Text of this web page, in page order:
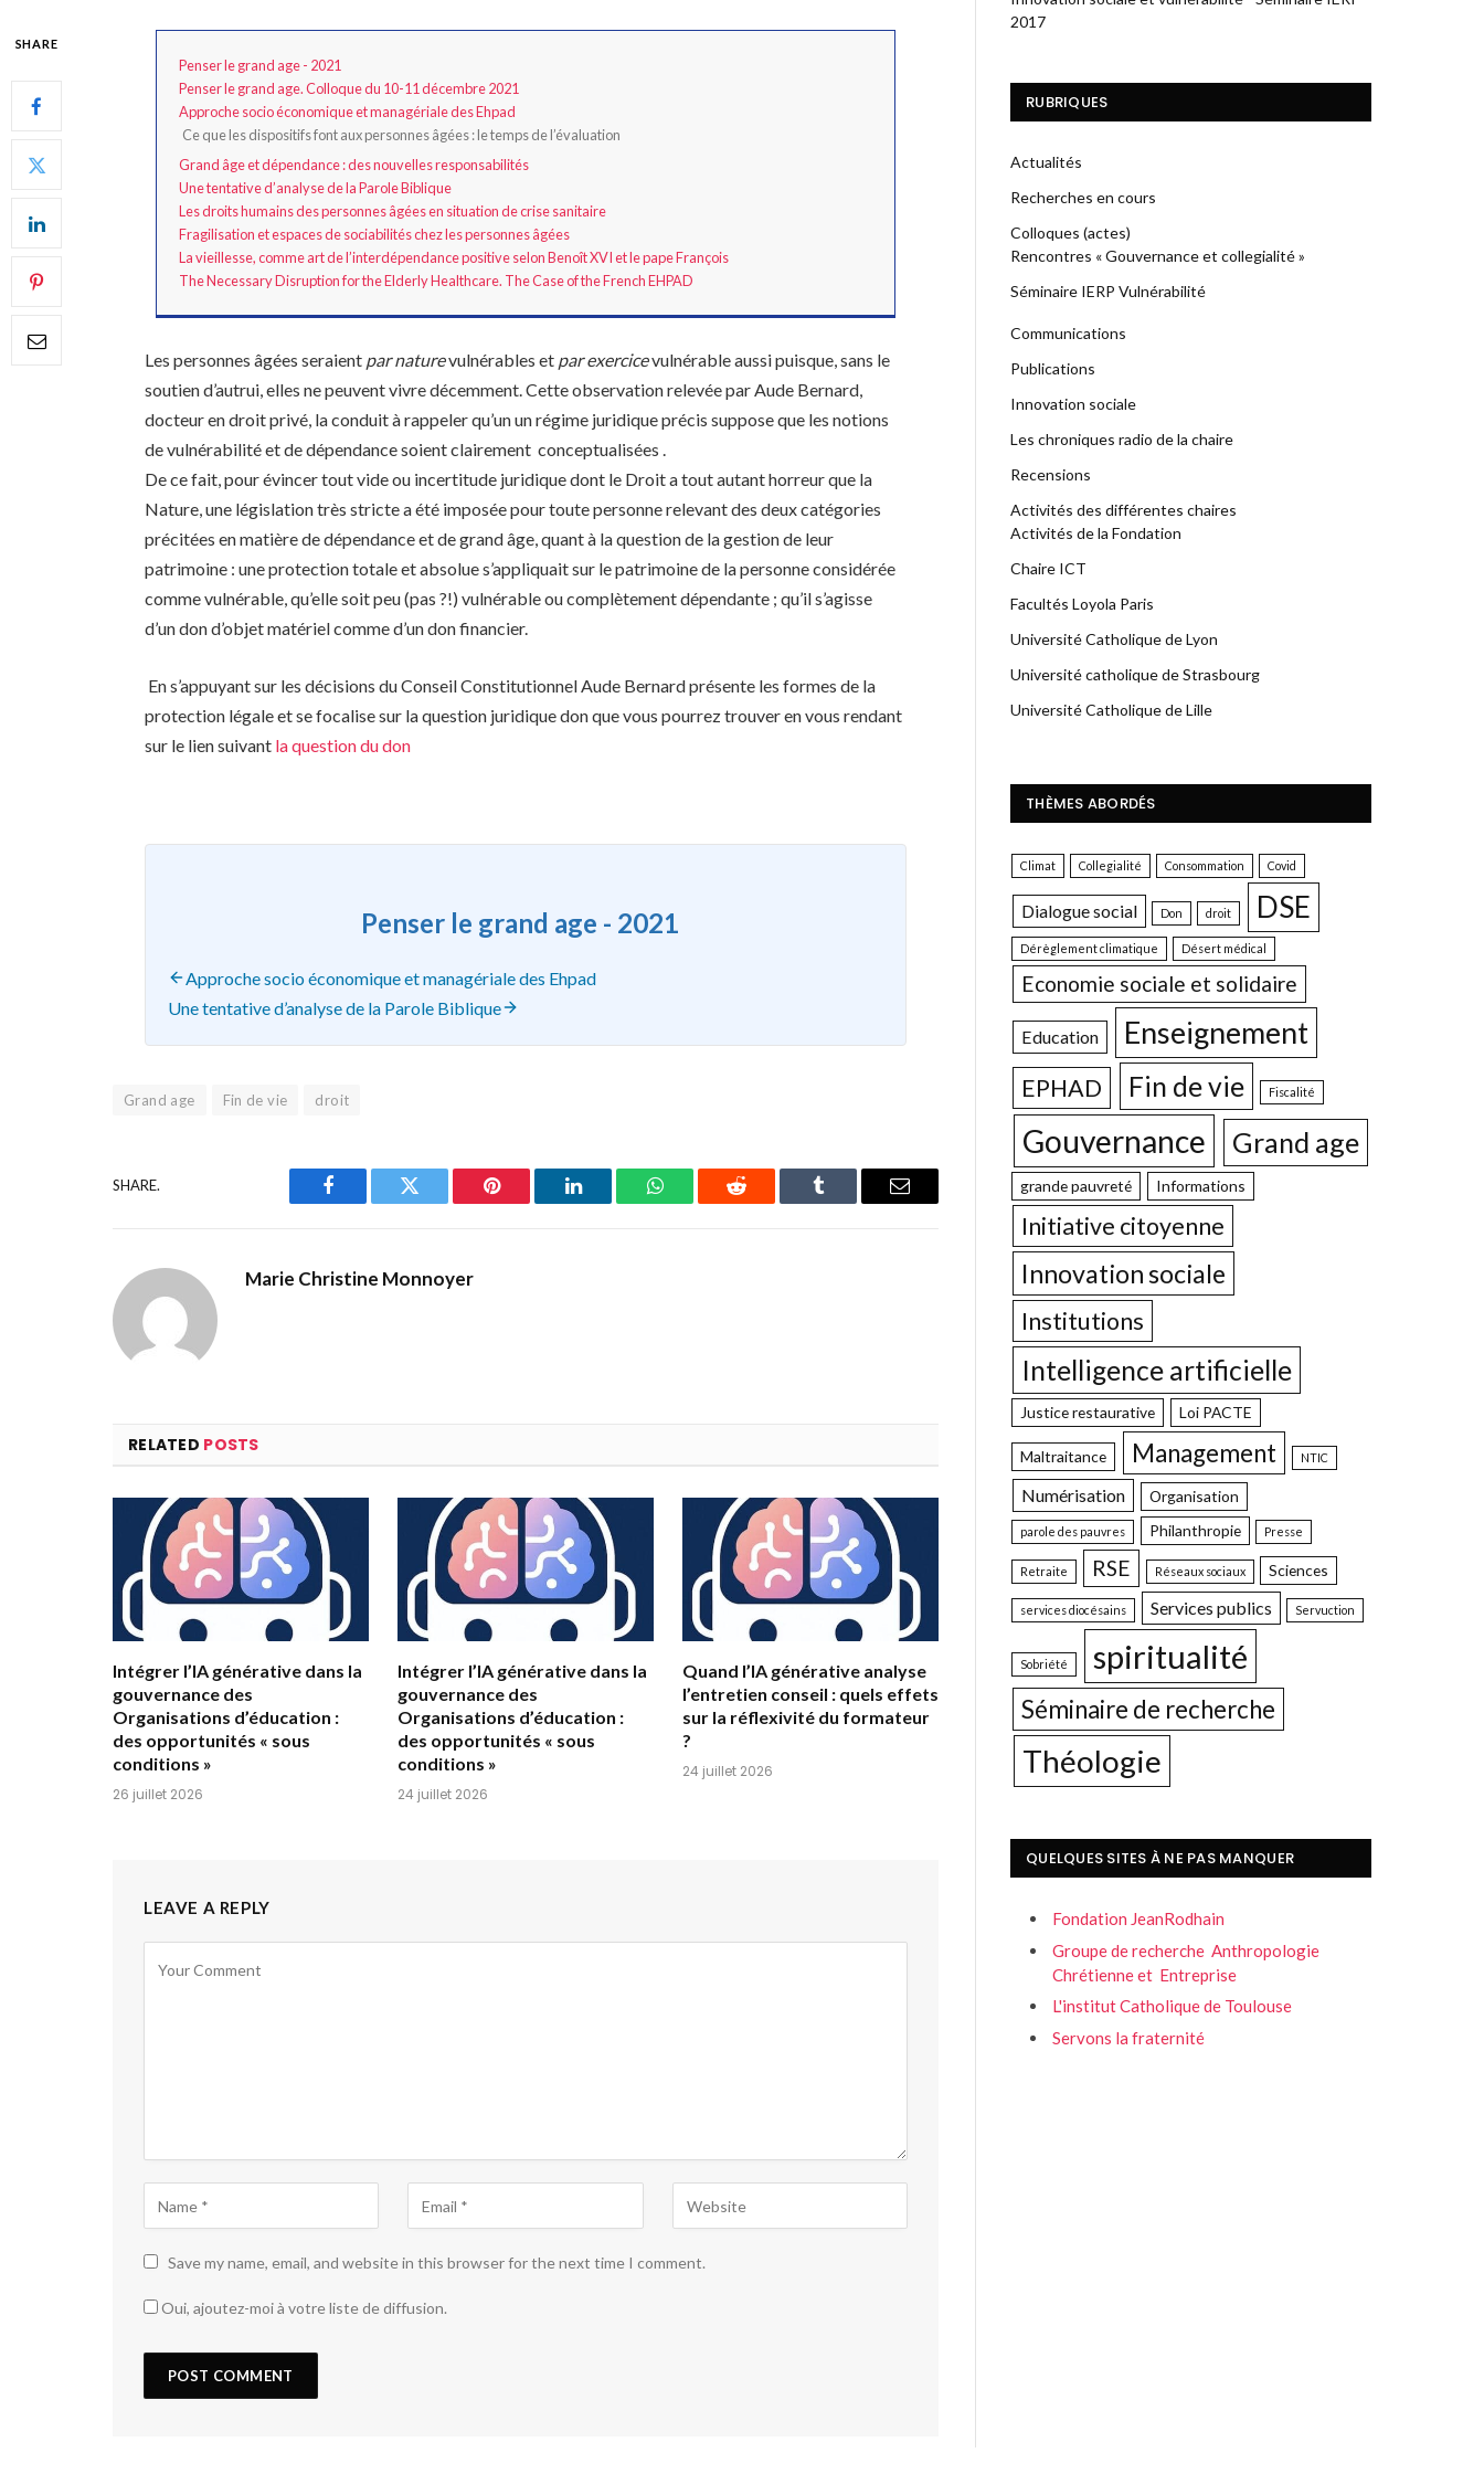
SHARE
Penser le grand age - 2021
Penser le grand age. Colloque du 10-11 décembre 2021
Approche socio économique et managériale des Ehpad
Ce que les dispositifs font aux personnes âgées : le temps de l’évaluation
Grand âge et dépendance : des nouvelles responsabilités
Une tentative d’analyse de la Parole Biblique
Les droits humains des personnes âgées en situation de crise sanitaire
Fragilisation et espaces de sociabilités chez les personnes âgées
La vieillesse, comme art de l’interdépendance positive selon Benoît XVI et le pape François
The Necessary Disruption for the Elderly Healthcare. The Case of the French EHPAD
Les personnes âgées seraient par naturevulnérables et par exercicevulnérable aussi puisque, sans le
soutien d’autrui, elles ne peuvent vivre décemment. Cette observation relevée par Aude Bernard,
docteur en droit privé, la conduit à rappeler qu’un un régime juridique précis suppose que les notions
de vulnérabilité et de dépendance soient clairement conceptualisées .
De ce fait, pour évincer tout vide ou incertitude juridique dont le Droit a tout autant horreur que la
Nature, une législation très stricte a été imposée pour toute personne relevant des deux catégories
précitées en matière de dépendance et de grand âge, quant à la question de la gestion de leur
patrimoine : une protection totale et absolue s’appliquait sur le patrimoine de la personne considérée
comme vulnérable, qu’elle soit peu (pas ?!) vulnérable ou complètement dépendante ; qu’il s’agisse
d’un don d’objet matériel comme d’un don financier.
En s’appuyant sur les décisions du Conseil Constitutionnel Aude Bernard présente les formes de la
protection légale et se focalise sur la question juridique don que vous pourrez trouver en vous rendant
sur le lien suivant la question du don
Penser le grand age - 2021
Approche socio économique et managériale des Ehpad
Une tentative d’analyse de la Parole Biblique
Grand age Fin de vie droit
SHARE.
Facebook Twitter Pinterest LinkedIn WhatsAppReddit Tumblr Email
Marie Christine Monnoyer
RELATED POSTS
Intégrer l’IA générative dans la
gouvernance des
Organisations d’éducation :
des opportunités « sous
conditions »
26 juillet 2026
Intégrer l’IA générative dans la
gouvernance des
Organisations d’éducation :
des opportunités « sous
conditions »
24 juillet 2026
Quand l’IA générative analyse
l’entretien conseil : quels effets
sur la réflexivité du formateur
?
24 juillet 2026
LEAVE A REPLY
Save my name, email, and website in this browser for the next time I comment.
Oui, ajoutez-moi à votre liste de diffusion.
2017
RUBRIQUES
Actualités
Recherches en cours
Colloques (actes)
Rencontres « Gouvernance et collegialité »
Séminaire IERP Vulnérabilité
Communications
Publications
Innovation sociale
Les chroniques radio de la chaire
Recensions
Activités des différentes chaires
Activités de la Fondation
Chaire ICT
Facultés Loyola Paris
Université Catholique de Lyon
Université catholique de Strasbourg
Université Catholique de Lille
THÈMES ABORDÉS
Climat Collegialité Consommation Covid
Dialogue social Don droit DSE
Dérèglement climatique Désert médical
Economie sociale et solidaire
Education Enseignement
EPHAD Fin de vie Fiscalité
Gouvernance Grand age
grande pauvreté Informations
Initiative citoyenne
Innovation sociale
Institutions
Intelligence artificielle
Justice restaurative Loi PACTE
Maltraitance Management NTIC
Numérisation Organisation
parole des pauvres Philanthropie Presse
Retraite RSE Réseaux sociaux Sciences
services diocésains Services publics Servuction
Sobriété spiritualité
Séminaire de recherche
Théologie
QUELQUES SITES À NE PAS MANQUER
Fondation JeanRodhain
Groupe de recherche Anthropologie
Chrétienne et Entreprise
L'institut Catholique de Toulouse
Servons la fraternité